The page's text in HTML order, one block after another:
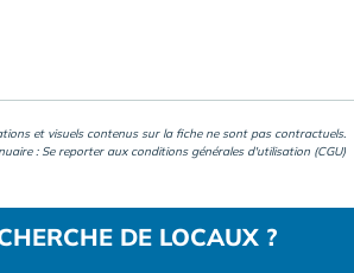
et visuels contenus sur la fiche ne sont pas contractuels.
: Se reporter aux conditions générales d'utilisation (CGU)
DE LOCAUX ?